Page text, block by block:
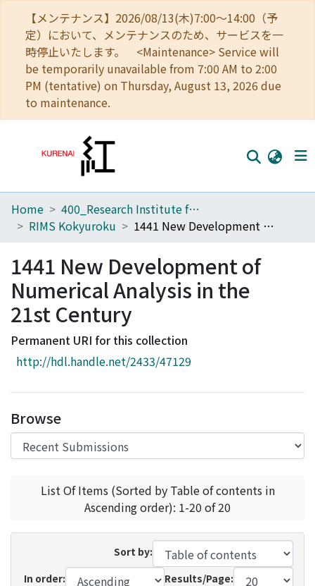
【メンテナンス】2026/08/13(木)7:00～14:00（予
定）において、メンテナンスのため、サービスを一
時停止いたします。 <Maintenance> Service will
be temporarily unavailable from 7:00 AM to 2:00
PM (tentative) on Thursday, August 13, 2026 due
to maintenance.
Home
Browse
Download Ranking
Access Statistics
Library Network
Home
400_Research Institute for Mathematical Sciences
RIMS Kokyuroku
1441 New Development of Numerical Analysis in the 21st Century
1441 New Development of
Numerical Analysis in the
21st Century
Permanent URI for this collection
http://hdl.handle.net/2433/47129
Browse
List Of Items (Sorted by Table of contents in
Ascending order): 1-20 of 20
Sort by:
In order:
Results/Page: